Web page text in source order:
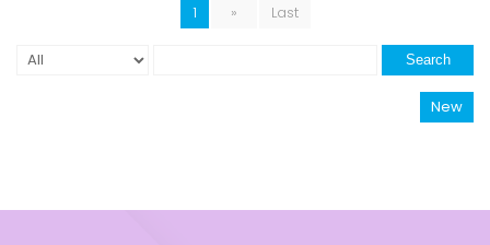
1 » Last
Search
New